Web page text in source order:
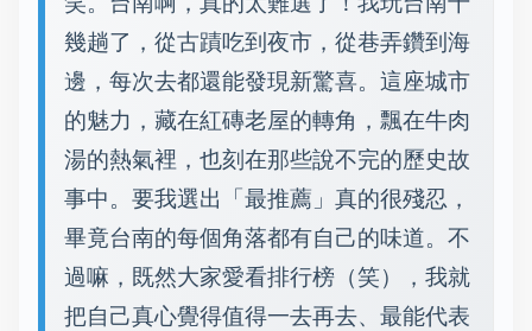
幾趟了，從古蹟吃到夜市，從巷弄鑽到海
邊，每次去都還能發現新驚喜。這座城市
的魅力，藏在紅磚老屋的轉角，飄在牛肉
湯的熱氣裡，也刻在那些說不完的歷史故
事中。要我選出「最推薦」真的很殘忍，
畢竟台南的每個角落都有自己的味道。不
過嘛，既然大家愛看排行榜（笑），我就
把自己真心覺得值得一去再去、最能代表